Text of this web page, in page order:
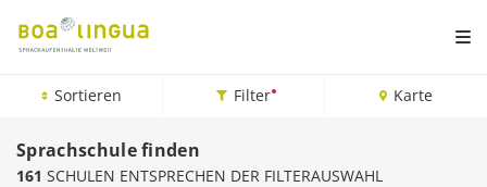
Sortieren Filter Karte
Sprachschule finden
161 SCHULEN ENTSPRECHEN DER FILTERAUSWAHL